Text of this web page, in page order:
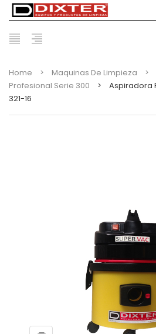
Home
> Maquinas De Limpieza >
Profesional Serie 300
>
Aspiradora
321-16